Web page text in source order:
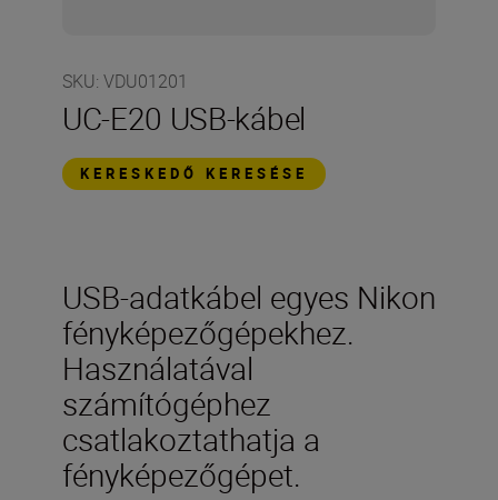
SKU: VDU01201
UC-E20 USB-kábel
KERESKEDŐ KERESÉSE
USB-adatkábel egyes Nikon
fényképezőgépekhez.
Használatával
számítógéphez
csatlakoztathatja a
fényképezőgépet.